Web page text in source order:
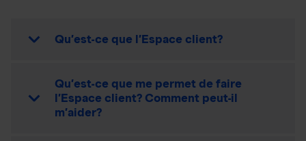
Qu’est-ce que l’Espace client?
Qu’est-ce que me permet de faire
l’Espace client? Comment peut-il
m’aider?